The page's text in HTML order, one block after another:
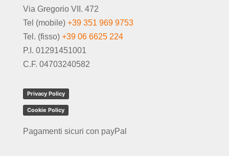
Via Gregorio VII. 472
Tel (mobile) +39 351 969 9753
Tel. (fisso) +39 06 6625 224
P.I. 01291451001
C.F. 04703240582
Privacy Policy
Cookie Policy
Pagamenti sicuri con payPal